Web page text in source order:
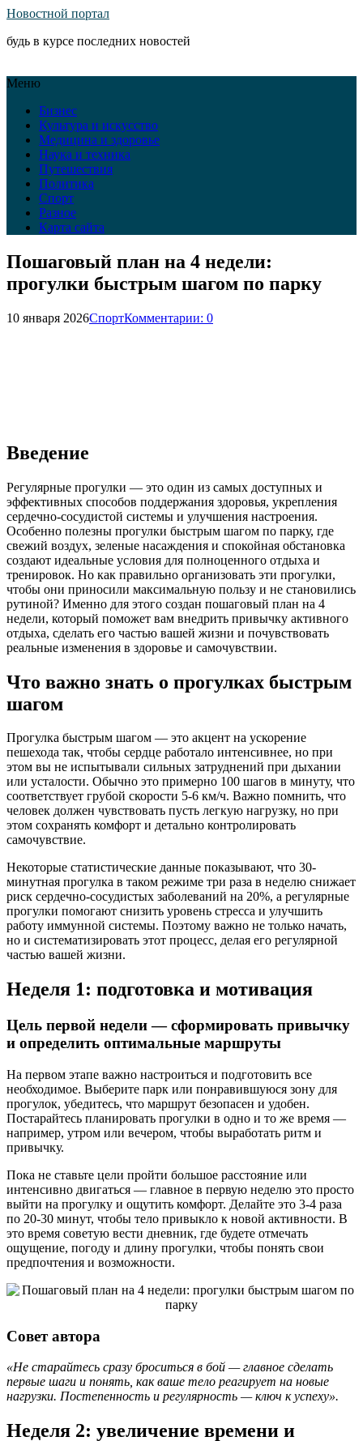
Новостной портал
будь в курсе последних новостей
Меню
Бизнес
Культура и искусство
Медицина и здоровье
Наука и техника
Путешествия
Политика
Спорт
Разное
Карта сайта
Пошаговый план на 4 недели:
прогулки быстрым шагом по парку
10 января 2026СпортКомментарии: 0
Введение
Регулярные прогулки — это один из самых доступных и
эффективных способов поддержания здоровья, укрепления
сердечно-сосудистой системы и улучшения настроения.
Особенно полезны прогулки быстрым шагом по парку, где
свежий воздух, зеленые насаждения и спокойная обстановка
создают идеальные условия для полноценного отдыха и
тренировок. Но как правильно организовать эти прогулки,
чтобы они приносили максимальную пользу и не становились
рутиной? Именно для этого создан пошаговый план на 4
недели, который поможет вам внедрить привычку активного
отдыха, сделать его частью вашей жизни и почувствовать
реальные изменения в здоровье и самочувствии.
Что важно знать о прогулках быстрым
шагом
Прогулка быстрым шагом — это акцент на ускорение
пешехода так, чтобы сердце работало интенсивнее, но при
этом вы не испытывали сильных затруднений при дыхании
или усталости. Обычно это примерно 100 шагов в минуту, что
соответствует грубой скорости 5-6 км/ч. Важно помнить, что
человек должен чувствовать пусть легкую нагрузку, но при
этом сохранять комфорт и детально контролировать
самочувствие.
Некоторые статистические данные показывают, что 30-
минутная прогулка в таком режиме три раза в неделю снижает
риск сердечно-сосудистых заболеваний на 20%, а регулярные
прогулки помогают снизить уровень стресса и улучшить
работу иммунной системы. Поэтому важно не только начать,
но и систематизировать этот процесс, делая его регулярной
частью вашей жизни.
Неделя 1: подготовка и мотивация
Цель первой недели — сформировать привычку
и определить оптимальные маршруты
На первом этапе важно настроиться и подготовить все
необходимое. Выберите парк или понравившуюся зону для
прогулок, убедитесь, что маршрут безопасен и удобен.
Постарайтесь планировать прогулки в одно и то же время —
например, утром или вечером, чтобы выработать ритм и
привычку.
Пока не ставьте цели пройти большое расстояние или
интенсивно двигаться — главное в первую неделю это просто
выйти на прогулку и ощутить комфорт. Делайте это 3-4 раза
по 20-30 минут, чтобы тело привыкло к новой активности. В
это время советую вести дневник, где будете отмечать
ощущение, погоду и длину прогулки, чтобы понять свои
предпочтения и возможности.
Совет автора
«Не старайтесь сразу броситься в бой — главное сделать
первые шаги и понять, как ваше тело реагирует на новые
нагрузки. Постепенность и регулярность — ключ к успеху».
Неделя 2: увеличение времени и